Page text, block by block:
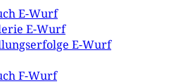
E-Wurf
E-Wurf
E-Wurf
F-Wurf